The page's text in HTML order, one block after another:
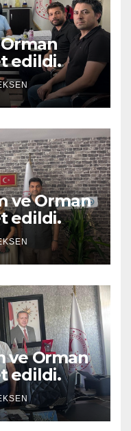
edildi.
ve Orman
edildi.
ve Orman
edildi.